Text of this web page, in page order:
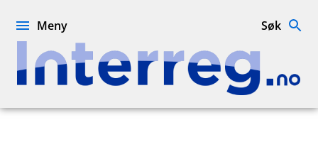
Interreg.no
Meny Søk